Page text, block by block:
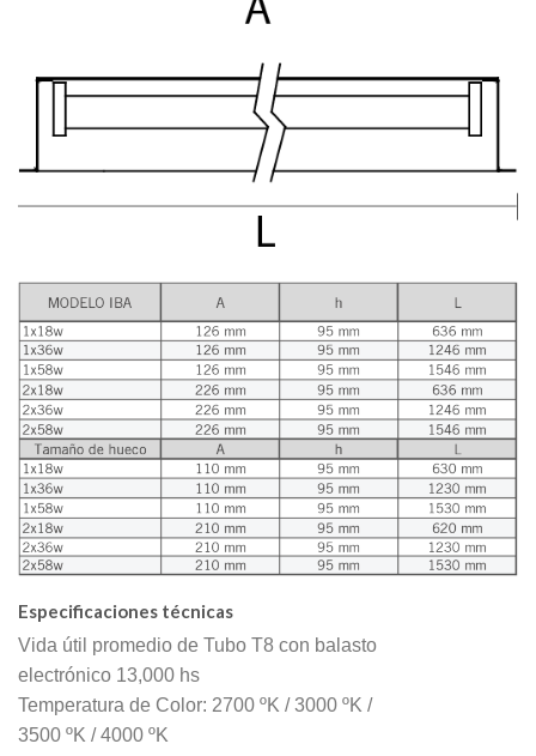
Especificaciones técnicas
Vida útil promedio de Tubo T8 con balasto
electrónico 13,000 hs
Temperatura de Color: 2700 ºK / 3000 ºK /
3500 ºK / 4000 ºK